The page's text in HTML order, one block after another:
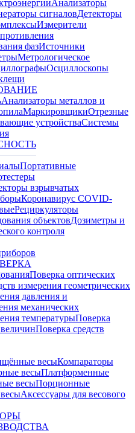
Анализаторы
сигналовДетекторы
Измерители
фазИсточники
Метрологическое
Осциллоскопы
Анализаторы металлов и
МаркировщикиОтрезные
устройстваСистемы
Портативные
взрывчатых
Коронавирус COVID-
Рециркуляторы
объектовДозиметры и
контроля
Поверка оптических
измерения геометрических
давления и
механических
температурыПоверка
Поверка средств
весыКомпараторы
весыПлатформенные
весыПорционные
Аксессуары для весового